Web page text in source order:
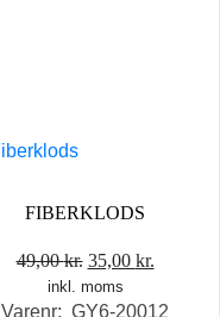
FIBERKLODS
49,00kr. Den
oprindelige
35,00 kr.Den
inkl. moms
Varenr: GY6-20012